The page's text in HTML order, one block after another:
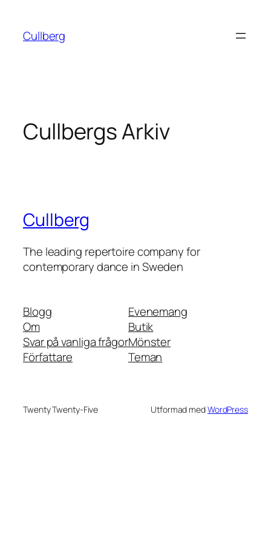
innehåll
Cullberg
Cullbergs Arkiv
Cullberg
The leading repertoire company for
contemporary dance in Sweden
Blogg
Om
Svar på vanliga frågor
Författare
Evenemang
Butik
Mönster
Teman
Twenty Twenty-Five Utformad medWordPress